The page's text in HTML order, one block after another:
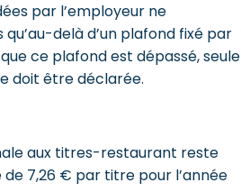
par l’employeur ne
delà d’un plafond fixé par
ce plafond est dépassé, seule
doit être déclarée.
aux titres-restaurant reste
7,26 € par titre pour l’année